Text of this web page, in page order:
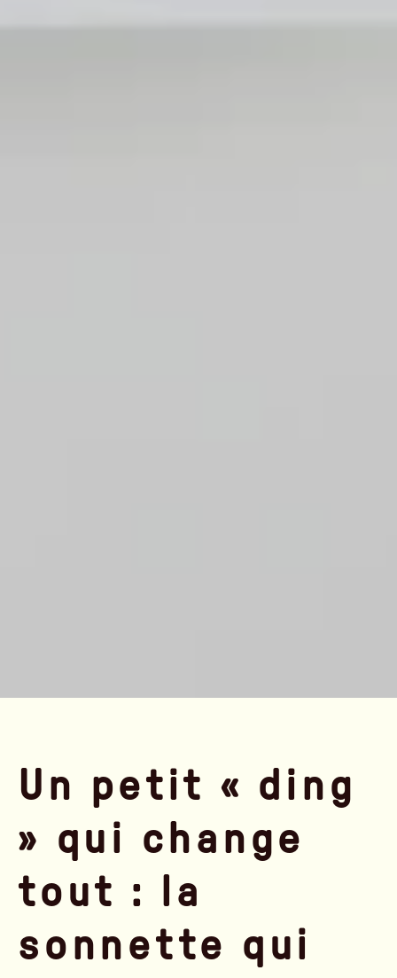
Un petit « ding
» qui change
tout : la
sonnette qui